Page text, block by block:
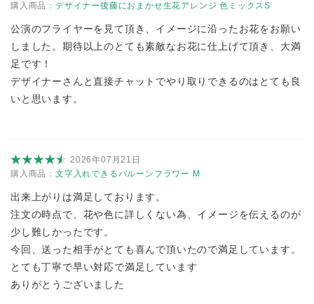
購入商品： デザイナー後藤におまかせ生花アレンジ 色ミックスS
公演のフライヤーを見て頂き、イメージに沿ったお花をお願い
しました。期待以上のとても素敵なお花に仕上げて頂き、大満
足です！
デザイナーさんと直接チャットでやり取りできるのはとても良
いと思います。
2026年07月21日
購入商品： 文字入れできるバルーンフラワー M
出来上がりは満足しております。
注文の時点で、花や色に詳しくない為、イメージを伝えるのが
少し難しかったです。
今回、送った相手がとても喜んで頂いたので満足しています。
とても丁寧で早い対応で満足しています
ありがとうございました